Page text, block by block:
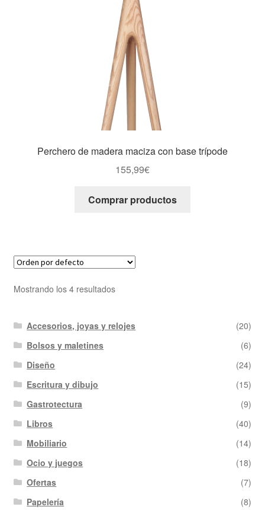
Perchero de madera maciza con base trípode
155,99€
Comprar productos
Mostrando los 4 resultados
Accesorios, joyas y relojes
(20)
Bolsos y maletines
(6)
Diseño
(24)
Escritura y dibujo
(15)
Gastrotectura
(9)
Libros
(40)
Mobiliario
(14)
Ocio y juegos
(18)
Ofertas
(7)
Papelería
(8)